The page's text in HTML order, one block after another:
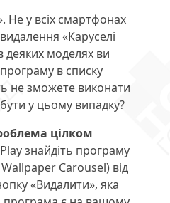
Не у всіх смартфонах
«Каруселі
деяких моделях ви
в списку
не зможете виконати
у цьому випадку?
цілком
знайдіть програму
Carousel) від
«Видалити», яка